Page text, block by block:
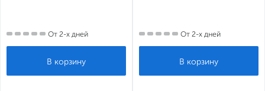
От 2-х дней От 2-х дней